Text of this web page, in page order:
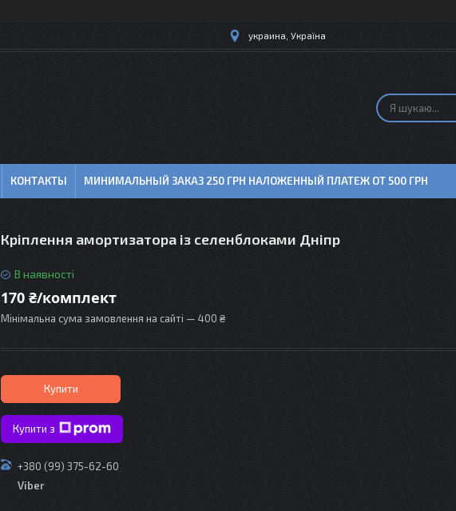
украина, Україна
КОНТАКТЫ МИНИМАЛЬНЫЙ ЗАКАЗ 250 ГРН НАЛОЖЕННЫЙ ПЛАТЕЖ ОТ 500 ГРН
Кріплення амортизатора із селенблоками Дніпр
В наявності
170 ₴/комплект
Мінімальна сума замовлення на сайті — 400 ₴
Купити
Купити з
+380 (99) 375-62-60
Viber